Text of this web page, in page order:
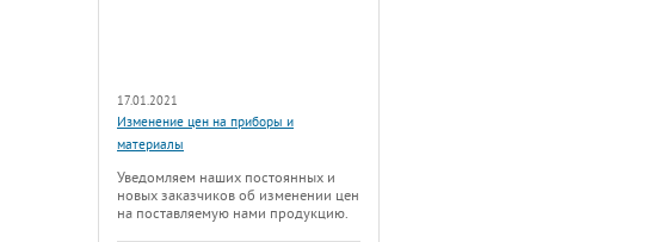
17.01.2021
Изменение цен на приборы и
материалы
Уведомляем наших постоянных и
новых заказчиков об изменении цен
на поставляемую нами продукцию.